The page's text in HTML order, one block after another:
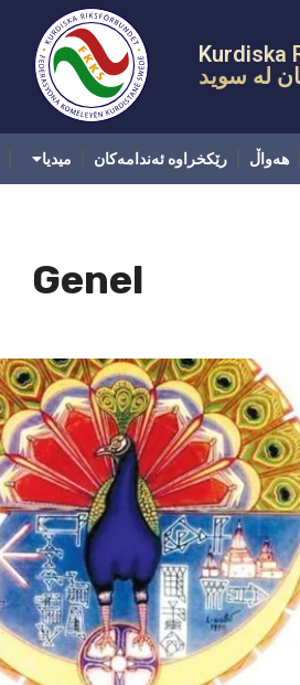
بەستەرەکان
Kurdiska
له سويد
هەواڵ رێکخراوە ئەندامەکان میدیا
Genel